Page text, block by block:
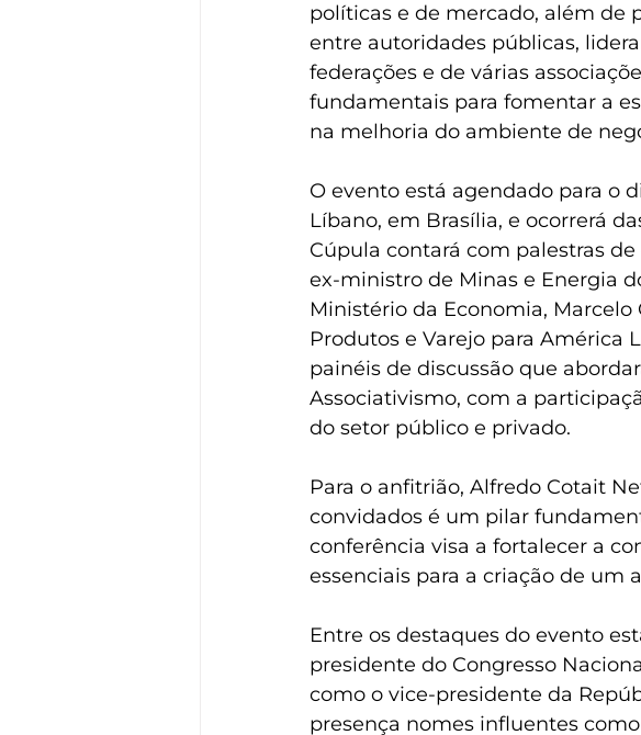
políticas e de mercado, além de
entre autoridades públicas,
federações e de várias
fundamentais para fomentar a
na melhoria do ambiente de
O evento está agendado para o
Líbano, em Brasília, e ocorrerá
Cúpula contará com palestras
ex-ministro de Minas e Energia
Ministério da Economia,
Produtos e Varejo para América
painéis de discussão que
Associativismo, com a
do setor público e privado.
Para o anfitrião, Alfredo Cotait
convidados é um pilar
conferência visa a fortalecer a
essenciais para a criação de um
Entre os destaques do evento
presidente do Congresso
como o vice-presidente da
presença nomes influentes